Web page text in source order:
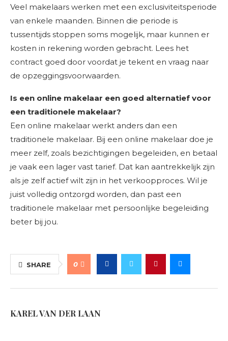
Veel makelaars werken met een exclusiviteitsperiode
van enkele maanden. Binnen die periode is
tussentijds stoppen soms mogelijk, maar kunnen er
kosten in rekening worden gebracht. Lees het
contract goed door voordat je tekent en vraag naar
de opzeggingsvoorwaarden.
Is een online makelaar een goed alternatief voor
een traditionele makelaar?
Een online makelaar werkt anders dan een
traditionele makelaar. Bij een online makelaar doe je
meer zelf, zoals bezichtigingen begeleiden, en betaal
je vaak een lager vast tarief. Dat kan aantrekkelijk zijn
als je zelf actief wilt zijn in het verkoopproces. Wil je
juist volledig ontzorgd worden, dan past een
traditionele makelaar met persoonlijke begeleiding
beter bij jou.
SHARE 0
KAREL VAN DER LAAN